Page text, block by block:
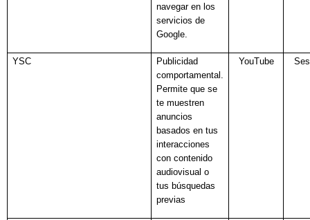
navegar en los
servicios de
Google.
YSC
Publicidad
comportamental.
Permite que se
te muestren
anuncios
basados en tus
interacciones
con contenido
audiovisual o
tus búsquedas
previas
YouTube